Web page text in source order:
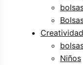
Niños